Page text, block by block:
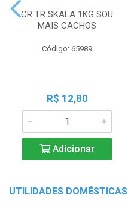
CR TR SKALA 1KG SOU
MAIS CACHOS
Código: 65989
R$ 12,80
Adicionar
UTILIDADES DOMÉSTICAS